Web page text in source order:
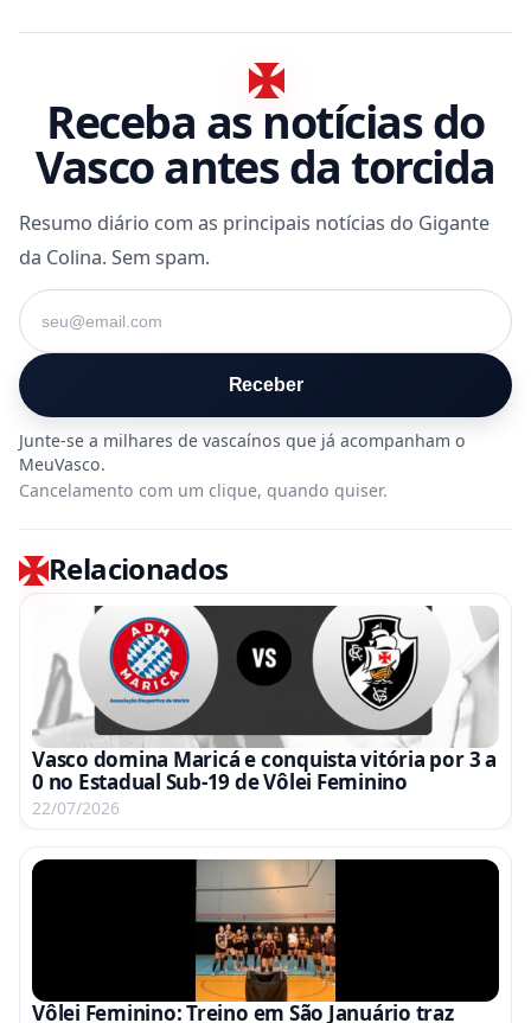
Receba as notícias do
Vasco antes da torcida
Resumo diário com as principais notícias do Gigante
da Colina. Sem spam.
Seu e-mail
Receber
Cancelamento com um clique, quando quiser.
Relacionados
Vasco domina Maricá e conquista vitória por 3 a
0 no Estadual Sub-19 de Vôlei Feminino
22/07/2026
Vôlei Feminino: Treino em São Januário traz